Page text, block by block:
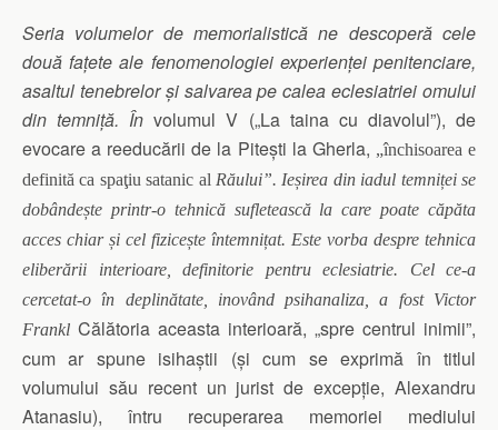
Seria volumelor de memorialistică ne descoperă cele
două fațete ale fenomenologiei experienței penitenciare,
asaltul tenebrelor și salvarea pe calea eclesiatriei omului
din temniță. În volumul V („La taina cu diavolul”), de
evocare a reeducării de la Piteşti la Gherla, „închisoarea e
definită ca spaţiu satanic al Răului”. Ieșirea din iadul temniței se
dobândește printr-o tehnică sufletească la care poate căpăta
acces chiar și cel fizicește întemnițat. Este vorba despre tehnica
eliberării interioare, definitorie pentru eclesiatrie. Cel ce-a
cercetat-o în deplinătate, inovând psihanaliza, a fost Victor
Frankl Călătoria aceasta interioară, „spre centrul inimii”,
cum ar spune isihaștii (și cum se exprimă în titlul
volumului său recent un jurist de excepție, Alexandru
Atanasiu), întru recuperarea memoriei mediului